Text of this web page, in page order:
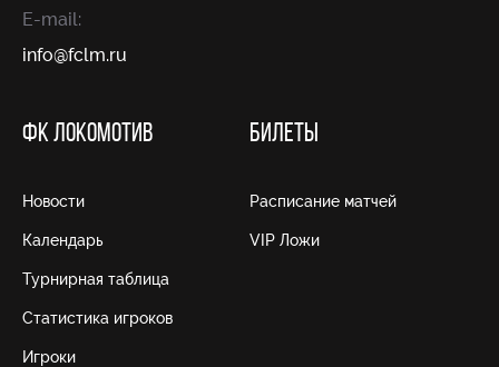
E-mail:
info@fсlm.ru
ФК ЛОКОМОТИВ
Новости
Календарь
Турнирная таблица
Статистика игроков
Игроки
БИЛЕТЫ
Расписание матчей
VIP Ложи